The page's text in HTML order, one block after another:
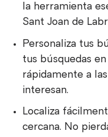
la herramienta
Sant Joan de
Personaliza tus
tus búsquedas
rápidamente a
interesan.
Localiza
cercana. No